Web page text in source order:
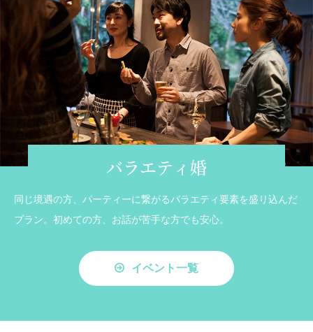
バラエティ婚
同じ境遇の方、パーティーに繋がるバラエティ要素を盛り込んだ
プラン。初めての方、お話が苦手な方でも安心。
イベント一覧